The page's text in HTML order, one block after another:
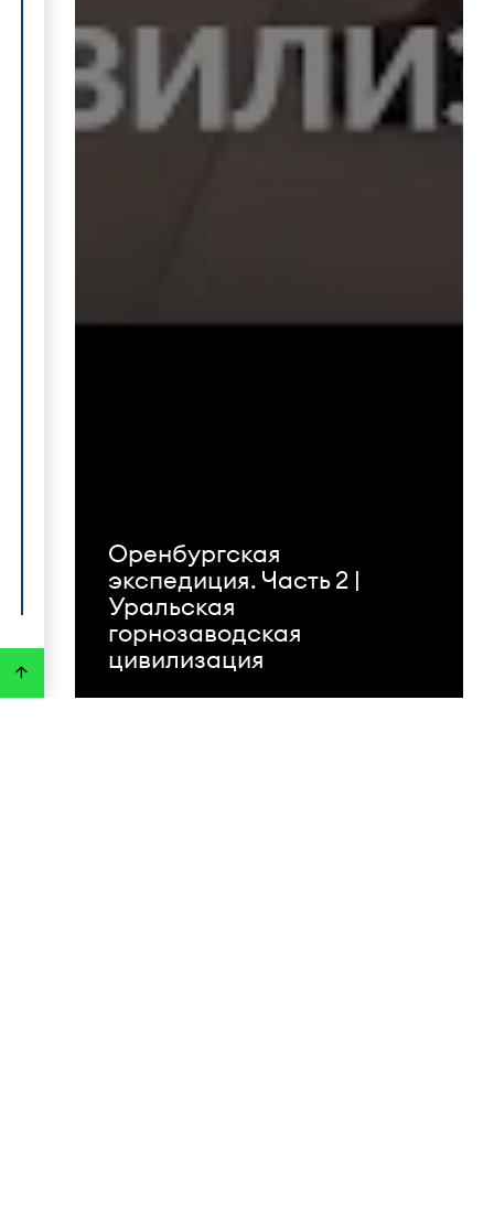
Оренбургская
экспедиция. Часть 2 |
Уральская
горнозаводская
цивилизация